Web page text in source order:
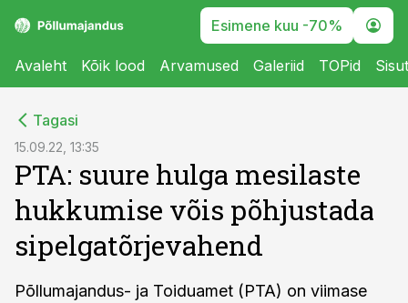
Esimene kuu -70%
Avaleht Kõik lood Arvamused Galeriid TOPid
Tagasi
15.09.22, 13:35
PTA: suure hulga mesilaste
hukkumise võis põhjustada
sipelgatõrjevahend
Põllumajandus- ja Toiduamet (PTA) on viimase